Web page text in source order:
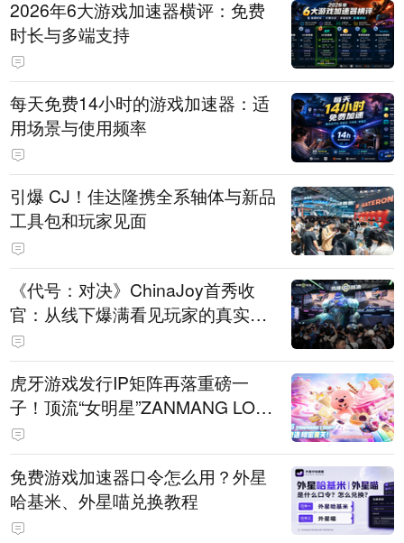
2026年6大游戏加速器横评：免费
时长与多端支持
每天免费14小时的游戏加速器：适
用场景与使用频率
引爆 CJ！佳达隆携全系轴体与新品
工具包和玩家见面
《代号：对决》ChinaJoy首秀收
官：从线下爆满看见玩家的真实期
待
虎牙游戏发行IP矩阵再落重磅一
子！顶流“女明星”ZANMANG LOO
PY 正版3D消除手游《消消奇遇》
惊喜曝光
免费游戏加速器口令怎么用？外星
哈基米、外星喵兑换教程